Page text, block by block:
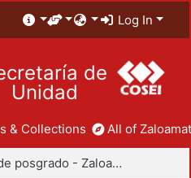
Log In
de
Unidad
& Collections All of
Tesis de posgrado - Zaloamati